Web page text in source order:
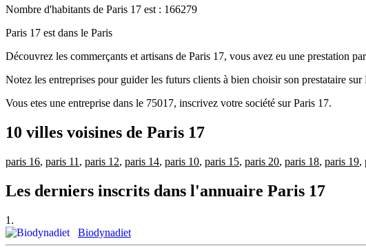
Nombre d'habitants de Paris 17 est : 166279
Paris 17 est dans le Paris
Découvrez les commerçants et artisans de Paris 17, vous avez eu une prestation
Notez les entreprises pour guider les futurs clients à bien choisir son prestataire sur
Vous etes une entreprise dans le 75017, inscrivez votre société sur Paris 17.
10 villes voisines de Paris 17
paris 16, paris 11 , paris 12, paris 14, paris 10, paris 15, paris 20, paris 18, paris 19,
Les derniers inscrits dans l'annuaire Paris 17
1.
Biodynadiet